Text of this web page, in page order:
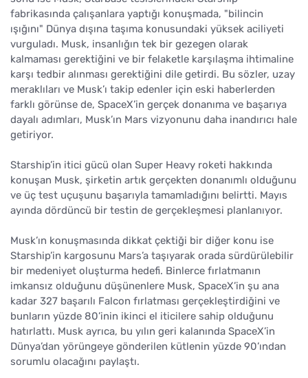
fabrikasında çalışanlara yaptığı konuşmada, "bilincin
ışığını" Dünya dışına taşıma konusundaki yüksek aciliyeti
vurguladı. Musk, insanlığın tek bir gezegen olarak
kalmaması gerektiğini ve bir felaketle karşılaşma ihtimaline
karşı tedbir alınması gerektiğini dile getirdi. Bu sözler, uzay
meraklıları ve Musk’ı takip edenler için eski haberlerden
farklı görünse de, SpaceX’in gerçek donanıma ve başarıya
dayalı adımları, Musk’ın Mars vizyonunu daha inandırıcı hale
getiriyor.
Starship’in itici gücü olan Super Heavy roketi hakkında
konuşan Musk, şirketin artık gerçekten donanımlı olduğunu
ve üç test uçuşunu başarıyla tamamladığını belirtti. Mayıs
ayında dördüncü bir testin de gerçekleşmesi planlanıyor.
Musk’ın konuşmasında dikkat çektiği bir diğer konu ise
Starship’in kargosunu Mars’a taşıyarak orada sürdürülebilir
bir medeniyet oluşturma hedefi. Binlerce fırlatmanın
imkansız olduğunu düşünenlere Musk, SpaceX’in şu ana
kadar 327 başarılı Falcon fırlatması gerçekleştirdiğini ve
bunların yüzde 80’inin ikinci el iticilere sahip olduğunu
hatırlattı. Musk ayrıca, bu yılın geri kalanında SpaceX’in
Dünya’dan yörüngeye gönderilen kütlenin yüzde 90’ından
sorumlu olacağını paylaştı.